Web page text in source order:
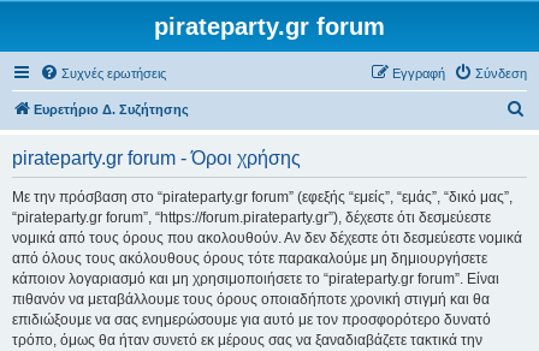
pirateparty.gr forum
Συχνές ερωτήσεις Σύνδεση
Εγγραφή
Ευρετήριο Δ. Συζήτησης
pirateparty.gr forum - Όροι χρήσης
Με την πρόσβαση στο “pirateparty.gr forum” (εφεξής “εμείς”, “εμάς”, “δικό μας”,
“pirateparty.gr forum”, “https://forum.pirateparty.gr”), δέχεστε ότι δεσμεύεστε
νομικά από τους όρους που ακολουθούν. Αν δεν δέχεστε ότι δεσμεύεστε νομικά
από όλους τους ακόλουθους όρους τότε παρακαλούμε μη δημιουργήσετε
κάποιον λογαριασμό και μη χρησιμοποιήσετε το “pirateparty.gr forum”. Είναι
πιθανόν να μεταβάλλουμε τους όρους οποιαδήποτε χρονική στιγμή και θα
επιδιώξουμε να σας ενημερώσουμε για αυτό με τον προσφορότερο δυνατό
τρόπο, όμως θα ήταν συνετό εκ μέρους σας να ξαναδιαβάζετε τακτικά την